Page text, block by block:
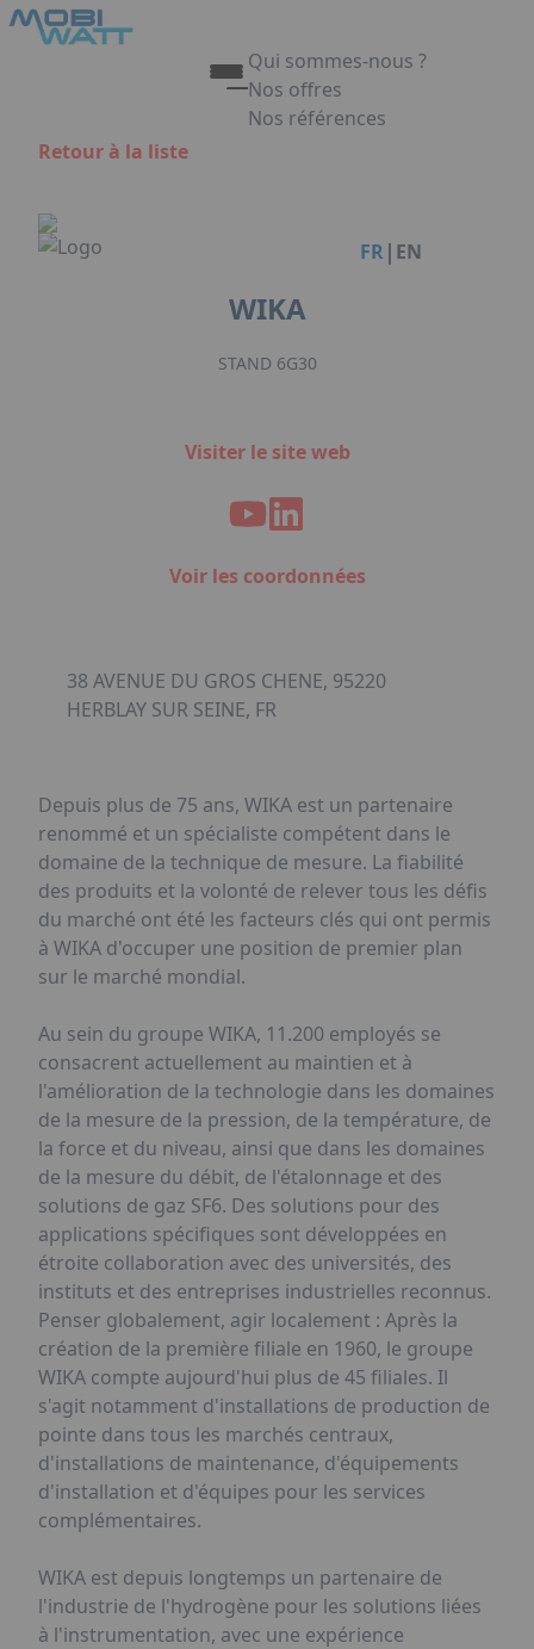
Aller au contenu principal
Qui sommes-nous ?
Nos offres
Nos références
FR | EN
Retour à la liste
WIKA
STAND 6G30
Visiter le site web
Voir les coordonnées
38 AVENUE DU GROS CHENE, 95220
HERBLAY SUR SEINE, FR
Depuis plus de 75 ans, WIKA est un partenaire
renommé et un spécialiste compétent dans le
domaine de la technique de mesure. La fiabilité
des produits et la volonté de relever tous les défis
du marché ont été les facteurs clés qui ont permis
à WIKA d'occuper une position de premier plan
sur le marché mondial.
Au sein du groupe WIKA, 11.200 employés se
consacrent actuellement au maintien et à
l'amélioration de la technologie dans les domaines
de la mesure de la pression, de la température, de
la force et du niveau, ainsi que dans les domaines
de la mesure du débit, de l'étalonnage et des
solutions de gaz SF6. Des solutions pour des
applications spécifiques sont développées en
étroite collaboration avec des universités, des
instituts et des entreprises industrielles reconnus.
Penser globalement, agir localement : Après la
création de la première filiale en 1960, le groupe
WIKA compte aujourd'hui plus de 45 filiales. Il
s'agit notamment d'installations de production de
pointe dans tous les marchés centraux,
d'installations de maintenance, d'équipements
d'installation et d'équipes pour les services
complémentaires.
WIKA est depuis longtemps un partenaire de
l'industrie de l'hydrogène pour les solutions liées
à l'instrumentation, avec une expérience
Panneau de gestion des cookies